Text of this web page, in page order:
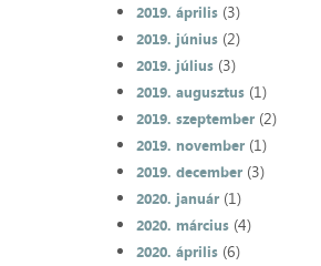
2019. április(3)
2019. június(2)
2019. július(3)
2019. augusztus(1)
2019. szeptember(2)
2019. november(1)
2019. december(3)
2020. január(1)
2020. március(4)
2020. április(6)